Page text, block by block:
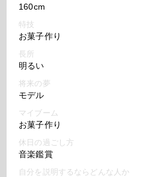
160cm
特技
お菓子作り
長所
明るい
将来の夢
モデル
マイブーム
お菓子作り
休日の過ごし方
音楽鑑賞
自分を説明するならどんな人か